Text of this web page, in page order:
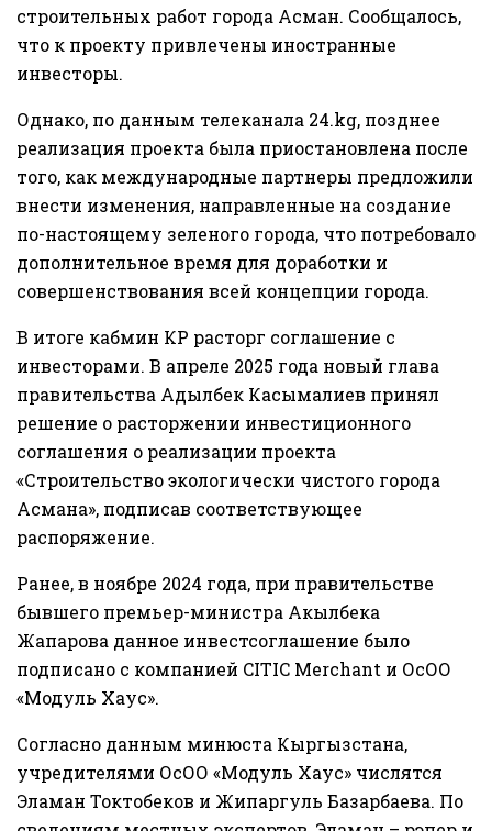
строительных работ города Асман. Сообщалось,
что к проекту привлечены иностранные
инвесторы.
Однако, по данным телеканала 24.kg, позднее
реализация проекта была приостановлена после
того, как международные партнеры предложили
внести изменения, направленные на создание
по-настоящему зеленого города, что потребовало
дополнительное время для доработки и
совершенствования всей концепции города.
В итоге кабмин КР расторг соглашение с
инвесторами. В апреле 2025 года новый глава
правительства Адылбек Касымалиев принял
решение о расторжении инвестиционного
соглашения о реализации проекта
«Строительство экологически чистого города
Асмана», подписав соответствующее
распоряжение.
Ранее, в ноябре 2024 года, при правительстве
бывшего премьер-министра Акылбека
Жапарова данное инвестсоглашение было
подписано с компанией CITIC Merchant и ОсОО
«Модуль Хаус».
Согласно данным минюста Кыргызстана,
учредителями ОсОО «Модуль Хаус» числятся
Эламан Токтобеков и Жипаргуль Базарбаева. По